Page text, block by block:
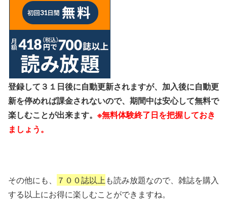
登録して３１日後に自動更新されますが、加入後に自動更
新を停めれば課金されないので、期間中は安心して無料で
楽しむことが出来ます。 ※無料体験終了日を把握しておき
ましょう。
その他にも、 ７００誌以上も読み放題なので、雑誌を購入
する以上にお得に楽しむことができますね。